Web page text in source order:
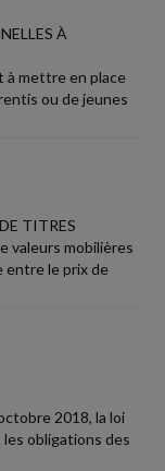
À
à mettre en place
ou de jeunes
TITRES
valeurs mobilières
entre le prix de
2018, la loi
les obligations des